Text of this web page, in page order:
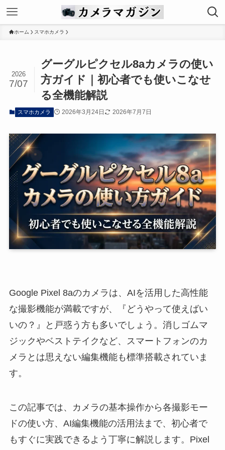
ホーム スマホカメラ
グーグルピクセル8aカメラの使い
方ガイド｜初心者でも使いこなせ
る全機能解説
2026
7/07
スマホカメラ 2026年3月24日 2026年7月7日
Google Pixel 8aのカメラは、AIを活用した高性能
な撮影機能が満載ですが、『どうやって使えばい
いの？』と戸惑う方も多いでしょう。消しゴムマ
ジックやベストテイクなど、スマートフォンのカ
メラとは思えない編集機能も標準搭載されていま
す。
この記事では、カメラの基本操作から各撮影モー
ドの使い方、AI編集機能の活用法まで、初心者で
もすぐに実践できるよう丁寧に解説します。Pixel